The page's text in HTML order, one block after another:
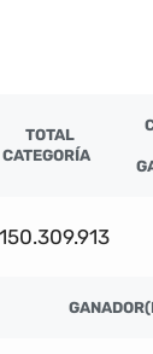
TOTAL
CATEGORÍA